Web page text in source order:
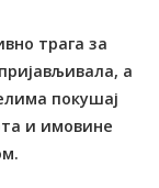
трага за
а
покушај
и имовине